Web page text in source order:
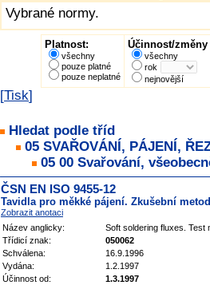
Vybrané normy.
Platnost:
všechny
pouze platné
pouze neplatné
Účinnost/změny
všechny
rok
nejnovější
[Tisk]
Hledat podle tříd
05 SVAŘOVÁNÍ, PÁJENÍ,
05 00 Svařování,
ČSN EN ISO 9455-12
Tavidla pro měkké pájení. Zkušební
Zobrazit anotaci
Název anglicky:
Soft soldering fluxes. Test
Třídicí znak:
050062
Schválena:
16.9.1996
Vydána:
1.2.1997
Účinnost od:
1.3.1997